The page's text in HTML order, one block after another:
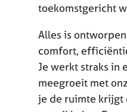
toekomstgericht
Alles is
comfort,
Je werkt straks in
meegroeit met
je de ruimte